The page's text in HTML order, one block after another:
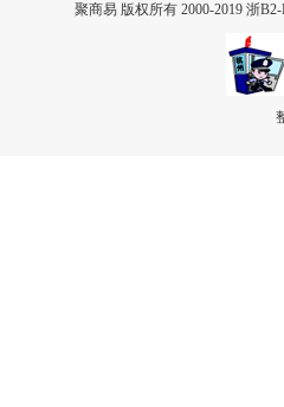
聚商易 版权所有 2000-2019 浙